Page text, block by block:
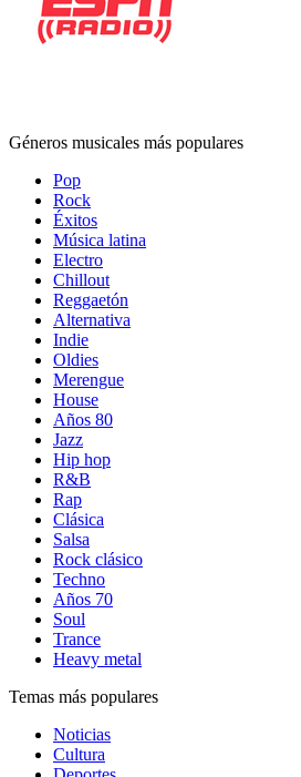
Géneros musicales más populares
Pop
Rock
Éxitos
Música latina
Electro
Chillout
Reggaetón
Alternativa
Indie
Oldies
Merengue
House
Años 80
Jazz
Hip hop
R&B
Rap
Clásica
Salsa
Rock clásico
Techno
Años 70
Soul
Trance
Heavy metal
Temas más populares
Noticias
Cultura